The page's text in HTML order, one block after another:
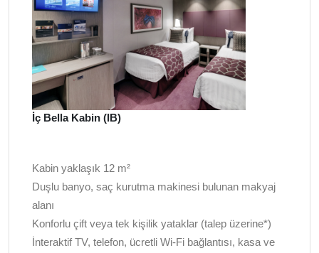
İç Bella Kabin (IB)
Kabin yaklaşık 12 m²
Duşlu banyo, saç kurutma makinesi bulunan makyaj
alanı
Konforlu çift veya tek kişilik yataklar (talep üzerine*)
İnteraktif TV, telefon, ücretli Wi-Fi bağlantısı, kasa ve